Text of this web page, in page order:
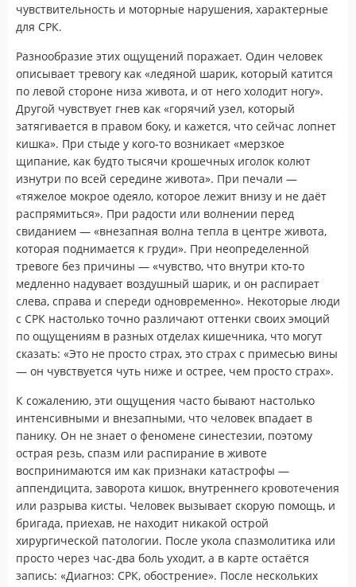
чувствительность и моторные нарушения, характерные
для СРК.
Разнообразие этих ощущений поражает. Один человек
описывает тревогу как «ледяной шарик, который катится
по левой стороне низа живота, и от него холодит ногу».
Другой чувствует гнев как «горячий узел, который
затягивается в правом боку, и кажется, что сейчас лопнет
кишка». При стыде у кого-то возникает «мерзкое
щипание, как будто тысячи крошечных иголок колют
изнутри по всей середине живота». При печали —
«тяжелое мокрое одеяло, которое лежит внизу и не даёт
распрямиться». При радости или волнении перед
свиданием — «внезапная волна тепла в центре живота,
которая поднимается к груди». При неопределенной
тревоге без причины — «чувство, что внутри кто-то
медленно надувает воздушный шарик, и он распирает
слева, справа и спереди одновременно». Некоторые люди
с СРК настолько точно различают оттенки своих эмоций
по ощущениям в разных отделах кишечника, что могут
сказать: «Это не просто страх, это страх с примесью вины
— он чувствуется чуть ниже и острее, чем просто страх».
К сожалению, эти ощущения часто бывают настолько
интенсивными и внезапными, что человек впадает в
панику. Он не знает о феномене синестезии, поэтому
острая резь, спазм или распирание в животе
воспринимаются им как признаки катастрофы —
аппендицита, заворота кишок, внутреннего кровотечения
или разрыва кисты. Человек вызывает скорую помощь, и
бригада, приехав, не находит никакой острой
хирургической патологии. После укола спазмолитика или
просто через час-два боль уходит, а в карте остаётся
запись: «Диагноз: СРК, обострение». После нескольких